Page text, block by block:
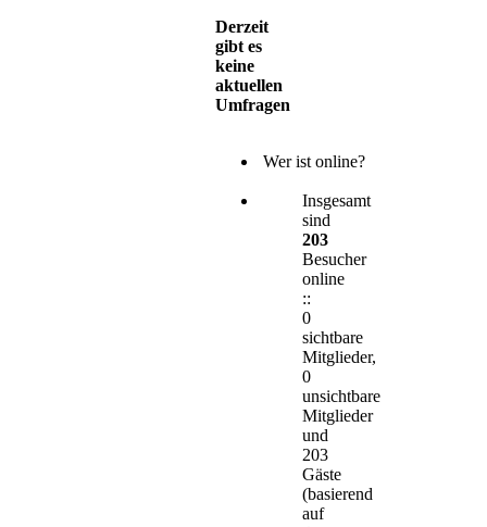
Derzeit
gibt es
keine
aktuellen
Umfragen
Wer ist online?
Insgesamt
sind
203
Besucher
online
::
0
sichtbare
Mitglieder,
0
unsichtbare
Mitglieder
und
203
Gäste
(basierend
auf